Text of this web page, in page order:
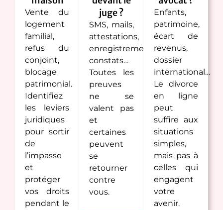
Vente du
logement
familial,
refus du
conjoint,
blocage
patrimonial.
Identifiez
les leviers
juridiques
pour sortir
de
l’impasse
et
protéger
vos droits
pendant le
juge ?
SMS, mails,
attestations,
enregistrements,
constats…
Toutes les
preuves
ne se
valent pas
et
certaines
peuvent
se
retourner
contre
vous.
Enfants,
patrimoine,
écart de
revenus,
dossier
international…
Le divorce
en ligne
peut
suffire aux
situations
simples,
mais pas à
celles qui
engagent
votre
avenir.